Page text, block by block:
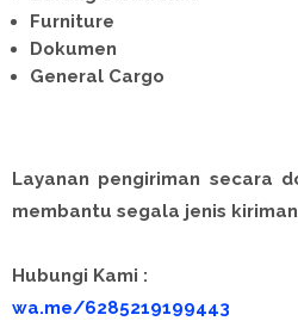
Furniture
Dokumen
General Cargo
Layanan pengiriman secara
membantu segala jenis
Hubungi Kami :
wa.me/6285219199443